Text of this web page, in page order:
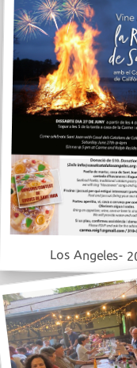
Los Angeles-